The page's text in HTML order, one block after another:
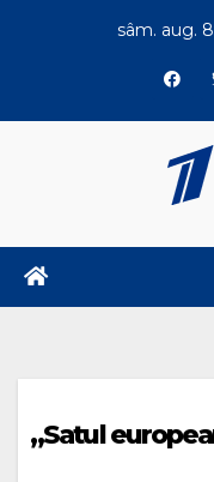
sâm. aug.
„Satul